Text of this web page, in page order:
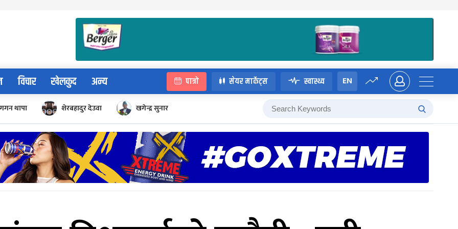
विचार खेलकुद अन्य पात्रो सेयर मार्केट्स स्वास्थ्य EN
गगन थापा शेरबहादुर देउवा खगेन्द्र सुनार